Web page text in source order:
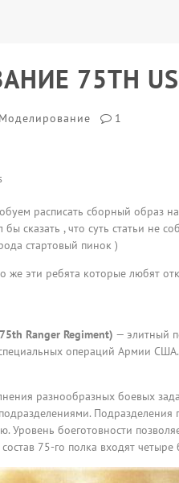
75TH US
Моделирование 1
расписать сборный образ
сказать , что суть статьи не
стартовый пинок )
же эти ребята которые любят
Ranger Regiment) — элитный
операций Армии
разнообразных боевых
Уровень боеготовности
75-го полка входят четыре